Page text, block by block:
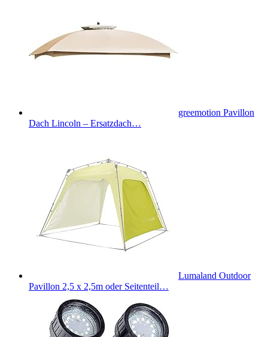
greemotion Pavillon
Dach Lincoln – Ersatzdach…
Lumaland Outdoor
Pavillon 2,5 x 2,5m oder Seitenteil…